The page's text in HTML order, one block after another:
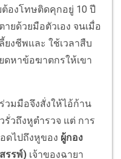
องโทษติดคุกอยู่ 10 ปี
ยด้วยมือตัวเอง จนเมื่อ
งชีพและ ใช้เวลาสืบ
ดหาข้อฆาตกรให้เขา
มมือจึงสั่งให้ไอ้ก้าน
รั่วถึงหูตำรวจ แต่ การ
ดไปถึงหูของ ผู้กอง
รรพ์) เจ้าของฉายา